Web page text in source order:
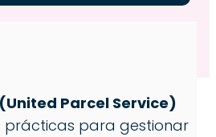
(United Parcel Service)
prácticas para gestionar